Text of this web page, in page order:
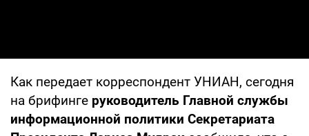
Как передает корреспондент УНИАН, сегодня
на брифинге руководитель Главной службы
информационной политики Секретариата